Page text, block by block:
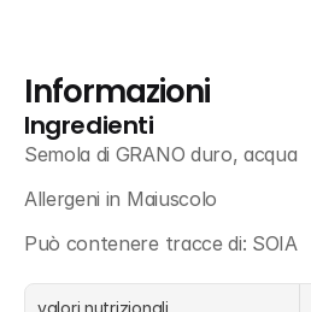
Informazioni
Ingredienti
Semola di GRANO duro, acqua
Allergeni in Maiuscolo
Può contenere tracce di: SOIA
valori nutrizionali